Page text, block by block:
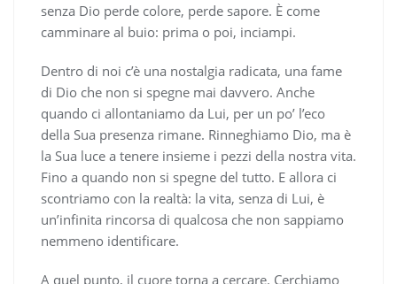
senza Dio perde colore, perde sapore. È come
camminare al buio: prima o poi, inciampi.
Dentro di noi c’è una nostalgia radicata, una fame
di Dio che non si spegne mai davvero. Anche
quando ci allontaniamo da Lui, per un po’ l’eco
della Sua presenza rimane. Rinneghiamo Dio, ma è
la Sua luce a tenere insieme i pezzi della nostra vita.
Fino a quando non si spegne del tutto. E allora ci
scontriamo con la realtà: la vita, senza di Lui, è
un’infinita rincorsa di qualcosa che non sappiamo
nemmeno identificare.
A quel punto, il cuore torna a cercare. Cerchiamo